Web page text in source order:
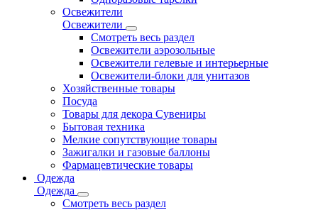
Освежители
Освежители
Смотреть весь раздел
Освежители аэрозольные
Освежители гелевые и интерьерные
Освежители-блоки для унитазов
Хозяйственные товары
Посуда
Товары для декора Сувениры
Бытовая техника
Мелкие сопутствующие товары
Зажигалки и газовые баллоны
Фармацевтические товары
Одежда
Одежда
Смотреть весь раздел